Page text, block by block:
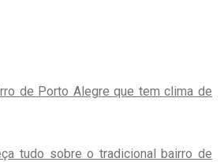
de Porto Alegre que tem clima de
tudo sobre o tradicional bairro de